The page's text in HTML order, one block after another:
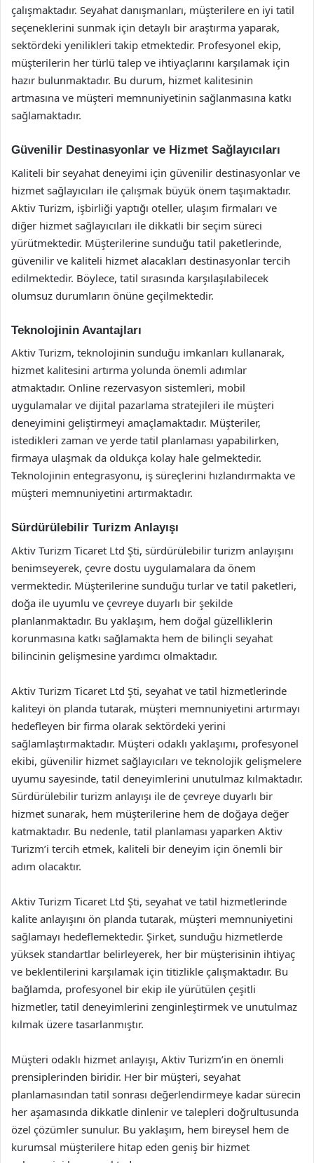
çalışmaktadır. Seyahat danışmanları, müşterilere en iyi tatil
seçeneklerini sunmak için detaylı bir araştırma yaparak,
sektördeki yenilikleri takip etmektedir. Profesyonel ekip,
müşterilerin her türlü talep ve ihtiyaçlarını karşılamak için
hazır bulunmaktadır. Bu durum, hizmet kalitesinin
artmasına ve müşteri memnuniyetinin sağlanmasına katkı
sağlamaktadır.
Güvenilir Destinasyonlar ve Hizmet Sağlayıcıları
Kaliteli bir seyahat deneyimi için güvenilir destinasyonlar ve
hizmet sağlayıcıları ile çalışmak büyük önem taşımaktadır.
Aktiv Turizm, işbirliği yaptığı oteller, ulaşım firmaları ve
diğer hizmet sağlayıcıları ile dikkatli bir seçim süreci
yürütmektedir. Müşterilerine sunduğu tatil paketlerinde,
güvenilir ve kaliteli hizmet alacakları destinasyonlar tercih
edilmektedir. Böylece, tatil sırasında karşılaşılabilecek
olumsuz durumların önüne geçilmektedir.
Teknolojinin Avantajları
Aktiv Turizm, teknolojinin sunduğu imkanları kullanarak,
hizmet kalitesini artırma yolunda önemli adımlar
atmaktadır. Online rezervasyon sistemleri, mobil
uygulamalar ve dijital pazarlama stratejileri ile müşteri
deneyimini geliştirmeyi amaçlamaktadır. Müşteriler,
istedikleri zaman ve yerde tatil planlaması yapabilirken,
firmaya ulaşmak da oldukça kolay hale gelmektedir.
Teknolojinin entegrasyonu, iş süreçlerini hızlandırmakta ve
müşteri memnuniyetini artırmaktadır.
Sürdürülebilir Turizm Anlayışı
Aktiv Turizm Ticaret Ltd Şti, sürdürülebilir turizm anlayışını
benimseyerek, çevre dostu uygulamalara da önem
vermektedir. Müşterilerine sunduğu turlar ve tatil paketleri,
doğa ile uyumlu ve çevreye duyarlı bir şekilde
planlanmaktadır. Bu yaklaşım, hem doğal güzelliklerin
korunmasına katkı sağlamakta hem de bilinçli seyahat
bilincinin gelişmesine yardımcı olmaktadır.
Aktiv Turizm Ticaret Ltd Şti, seyahat ve tatil hizmetlerinde
kaliteyi ön planda tutarak, müşteri memnuniyetini artırmayı
hedefleyen bir firma olarak sektördeki yerini
sağlamlaştırmaktadır. Müşteri odaklı yaklaşımı, profesyonel
ekibi, güvenilir hizmet sağlayıcıları ve teknolojik gelişmelere
uyumu sayesinde, tatil deneyimlerini unutulmaz kılmaktadır.
Sürdürülebilir turizm anlayışı ile de çevreye duyarlı bir
hizmet sunarak, hem müşterilerine hem de doğaya değer
katmaktadır. Bu nedenle, tatil planlaması yaparken Aktiv
Turizm’i tercih etmek, kaliteli bir deneyim için önemli bir
adım olacaktır.
Aktiv Turizm Ticaret Ltd Şti, seyahat ve tatil hizmetlerinde
kalite anlayışını ön planda tutarak, müşteri memnuniyetini
sağlamayı hedeflemektedir. Şirket, sunduğu hizmetlerde
yüksek standartlar belirleyerek, her bir müşterisinin ihtiyaç
ve beklentilerini karşılamak için titizlikle çalışmaktadır. Bu
bağlamda, profesyonel bir ekip ile yürütülen çeşitli
hizmetler, tatil deneyimlerini zenginleştirmek ve unutulmaz
kılmak üzere tasarlanmıştır.
Müşteri odaklı hizmet anlayışı, Aktiv Turizm’in en önemli
prensiplerinden biridir. Her bir müşteri, seyahat
planlamasından tatil sonrası değerlendirmeye kadar sürecin
her aşamasında dikkatle dinlenir ve talepleri doğrultusunda
özel çözümler sunulur. Bu yaklaşım, hem bireysel hem de
kurumsal müşterilere hitap eden geniş bir hizmet